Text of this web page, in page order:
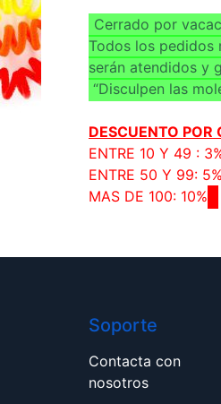
Cerrado por
Todos los pedidos
serán atendidos y
“Disculpen las
DESCUENTO POR
ENTRE 10 Y 49 :
ENTRE 50 Y 99: 5%
MAS DE 100: 10%
Soporte
Contacta con
nosotros